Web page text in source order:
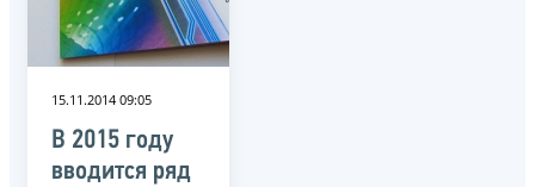
15.11.2014 09:05
В 2015 году
вводится ряд